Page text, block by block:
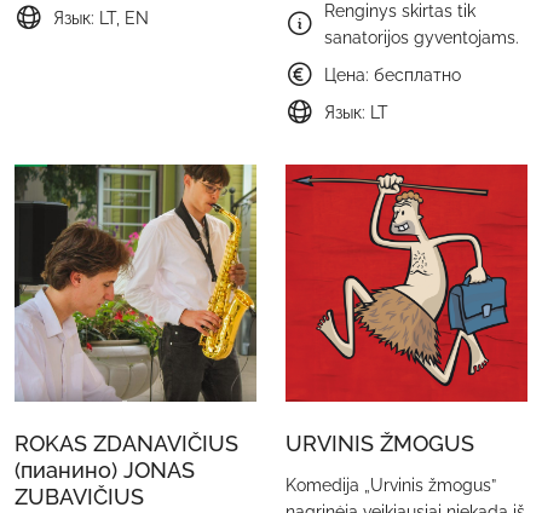
Язык: LT, EN
Renginys skirtas tik
sanatorijos gyventojams.
Цена: бесплатно
Язык: LT
ROKAS ZDANAVIČIUS
(пианино) JONAS
ZUBAVIČIUS
URVINIS ŽMOGUS
Komedija „Urvinis žmogus”